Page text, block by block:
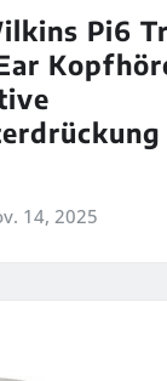
Pi6
14, 2025